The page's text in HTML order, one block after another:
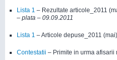
Lista 1 – Rezultate articole_2011
– plata – 09.09.2011
Lista 1 – Articole depuse_2011 (mai)
Contestatii – Primite in urma afisarii